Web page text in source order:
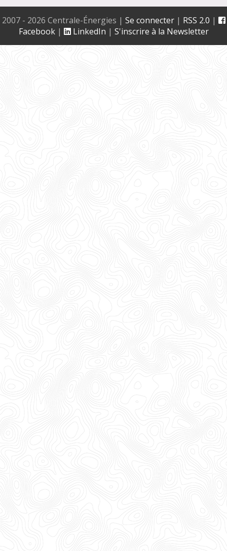
2007 - 2026 Centrale-Énergies | Se connecter| RSS 2.0 |
Facebook| LinkedIn | S'inscrire à la Newsletter